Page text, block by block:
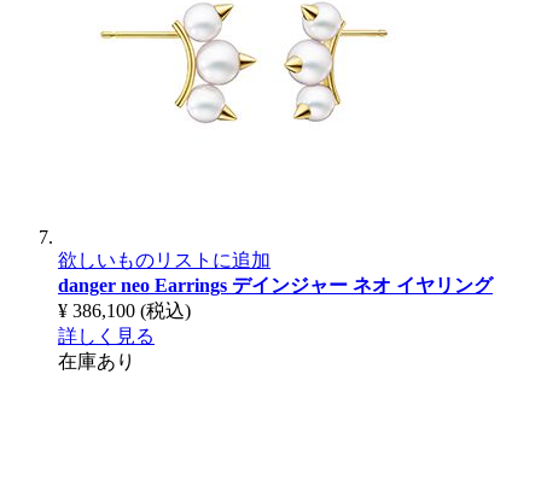
欲しいものリストに追加
danger neo Earrings デインジャー ネオ イヤリング
¥ 386,100 (税込)
詳しく見る
在庫あり